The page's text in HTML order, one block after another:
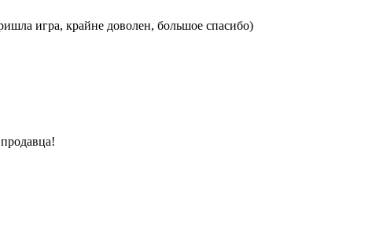
игра, крайне доволен, большое спасибо)